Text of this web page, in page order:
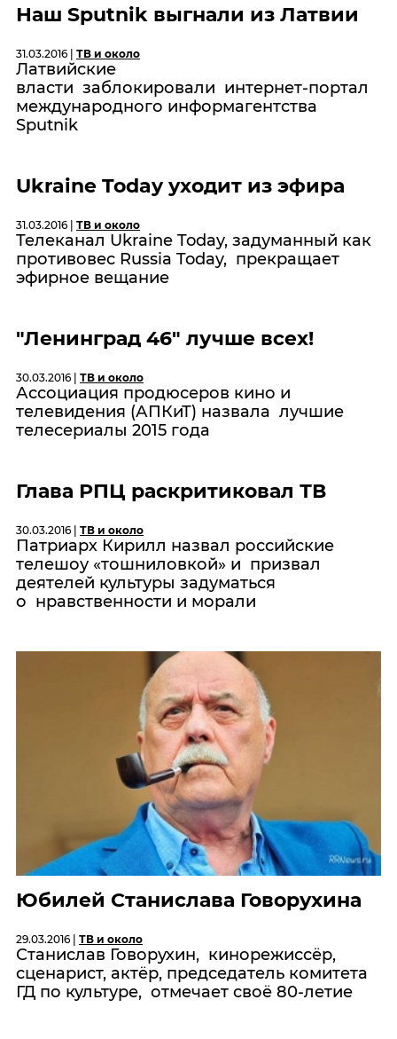
Наш Sputnik выгнали из Латвии
31.03.2016 | ТВ и около
Латвийские
власти заблокировали интернет-портал
международного информагентства
Sputnik
Ukraine Today уходит из эфира
31.03.2016 | ТВ и около
Телеканал Ukraine Today, задуманный как
противовес Russia Today, прекращает
эфирное вещание
"Ленинград 46" лучше всех!
30.03.2016 | ТВ и около
Ассоциация продюсеров кино и
телевидения (АПКиТ) назвала лучшие
телесериалы 2015 года
Глава РПЦ раскритиковал ТВ
30.03.2016 | ТВ и около
Патриарх Кирилл назвал российские
телешоу «тошниловкой» и призвал
деятелей культуры задуматься
о нравственности и морали
Юбилей Станислава Говорухина
29.03.2016 | ТВ и около
Станислав Говорухин, кинорежиссёр,
сценарист, актёр, председатель комитета
ГД по культуре, отмечает своё 80-летие